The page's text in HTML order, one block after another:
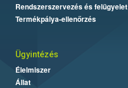
Rendszerszervezés és felügyelet
Termékpálya-ellenőrzés
Ügyintézés
Élelmiszer
Állat